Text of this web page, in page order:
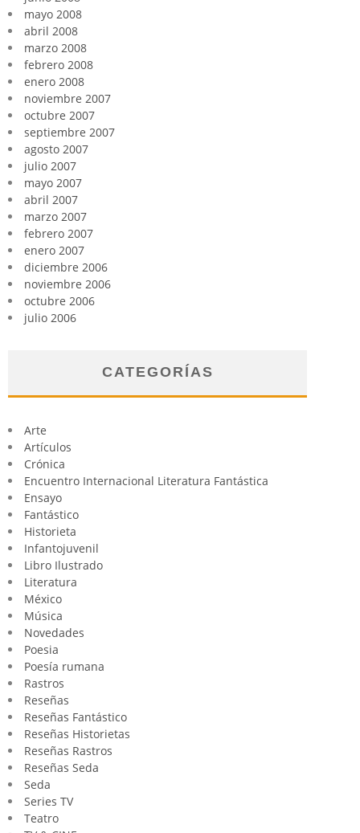
mayo 2008
abril 2008
marzo 2008
febrero 2008
enero 2008
noviembre 2007
octubre 2007
septiembre 2007
agosto 2007
julio 2007
mayo 2007
abril 2007
marzo 2007
febrero 2007
enero 2007
diciembre 2006
noviembre 2006
octubre 2006
julio 2006
CATEGORÍAS
Arte
Artículos
Crónica
Encuentro Internacional Literatura Fantástica
Ensayo
Fantástico
Historieta
Infantojuvenil
Libro Ilustrado
Literatura
México
Música
Novedades
Poesia
Poesía rumana
Rastros
Reseñas
Reseñas Fantástico
Reseñas Historietas
Reseñas Rastros
Reseñas Seda
Seda
Series TV
Teatro